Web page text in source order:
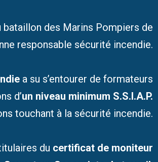
des Marins Pompiers de
responsable sécurité incendie.
a su s’entourer de formateurs
d’un niveau minimum S.S.I.A.P.
touchant à la sécurité incendie.
du certificat de moniteur